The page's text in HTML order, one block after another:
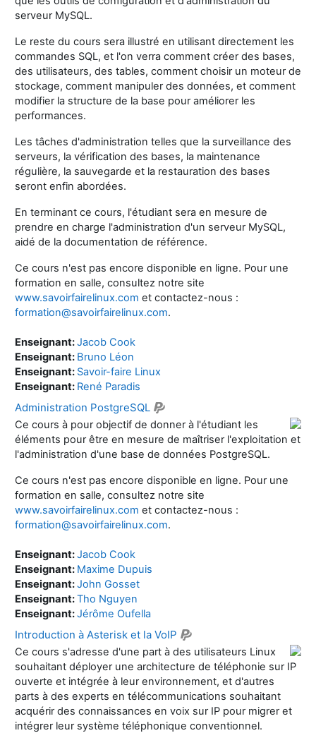
serveur MySQL.
Le reste du cours sera illustré en utilisant directement les
commandes SQL, et l'on verra comment créer des bases,
des utilisateurs, des tables, comment choisir un moteur de
stockage, comment manipuler des données, et comment
modifier la structure de la base pour améliorer les
performances.
Les tâches d'administration telles que la surveillance des
serveurs, la vérification des bases, la maintenance
régulière, la sauvegarde et la restauration des bases
seront enfin abordées.
En terminant ce cours, l'étudiant sera en mesure de
prendre en charge l'administration d'un serveur MySQL,
aidé de la documentation de référence.
Ce cours n'est pas encore disponible en ligne. Pour une
formation en salle, consultez notre site
www.savoirfairelinux.com et contactez-nous :
formation@savoirfairelinux.com.
Enseignant:Jacob Cook
Enseignant: Bruno Léon
Enseignant: Savoir-faire Linux
Enseignant: René Paradis
Administration PostgreSQL
Ce cours à pour objectif de donner à l'étudiant les
éléments pour être en mesure de maîtriser l'exploitation et
l'administration d'une base de données PostgreSQL.
Ce cours n'est pas encore disponible en ligne. Pour une
formation en salle, consultez notre site
www.savoirfairelinux.com et contactez-nous :
formation@savoirfairelinux.com.
Enseignant:Jacob Cook
Enseignant: Maxime Dupuis
Enseignant:John Gosset
Enseignant:Tho Nguyen
Enseignant:Jérôme Oufella
Introduction à Asterisk et la VoIP
Ce cours s'adresse d'une part à des utilisateurs Linux
souhaitant déployer une architecture de téléphonie sur IP
ouverte et intégrée à leur environnement, et d'autres
parts à des experts en télécommunications souhaitant
acquérir des connaissances en voix sur IP pour migrer et
intégrer leur système téléphonique conventionnel.